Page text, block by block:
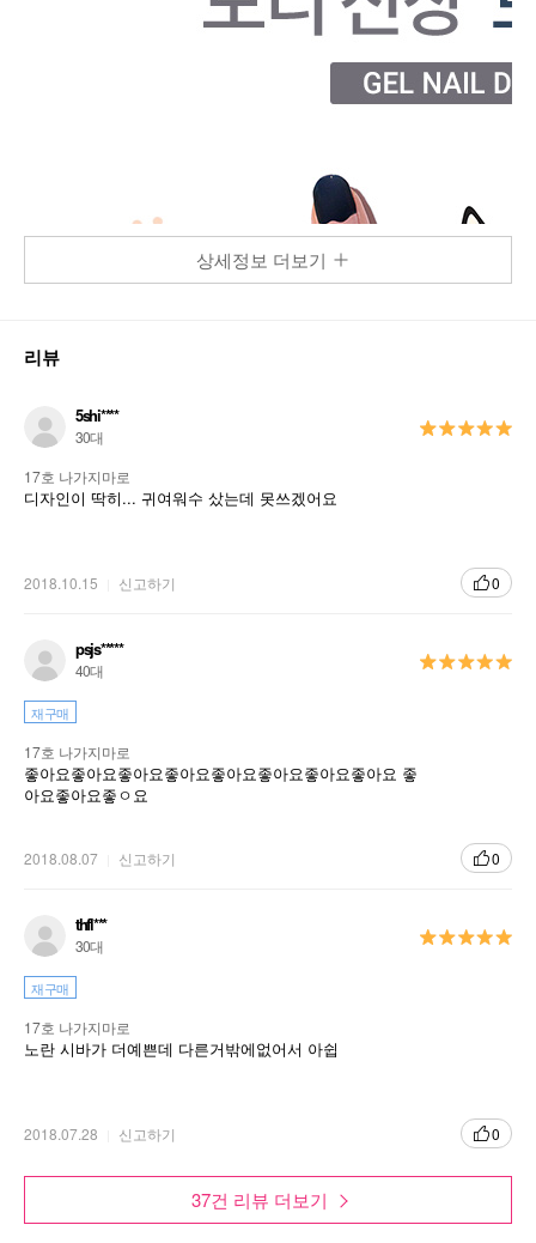
상세정보 더보기
리뷰
5shi****
30대
17호 나가지마로
디자인이 딱히... 귀여워수 샀는데 못쓰겠어요
2018.10.15 신고하기 0
psjs*****
40대
재구매
17호 나가지마로
좋아요좋아요좋아요좋아요좋아요좋아요좋아요좋아요 좋
아요좋아요좋ㅇ요
2018.08.07 신고하기 0
thfl***
30대
재구매
17호 나가지마로
노란 시바가 더예쁜데 다른거밖에없어서 아쉽
2018.07.28 신고하기 0
37건 리뷰 더보기